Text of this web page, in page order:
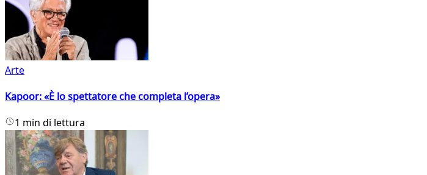
Arte
Kapoor: «È lo spettatore che completa l’opera»
1 min di lettura